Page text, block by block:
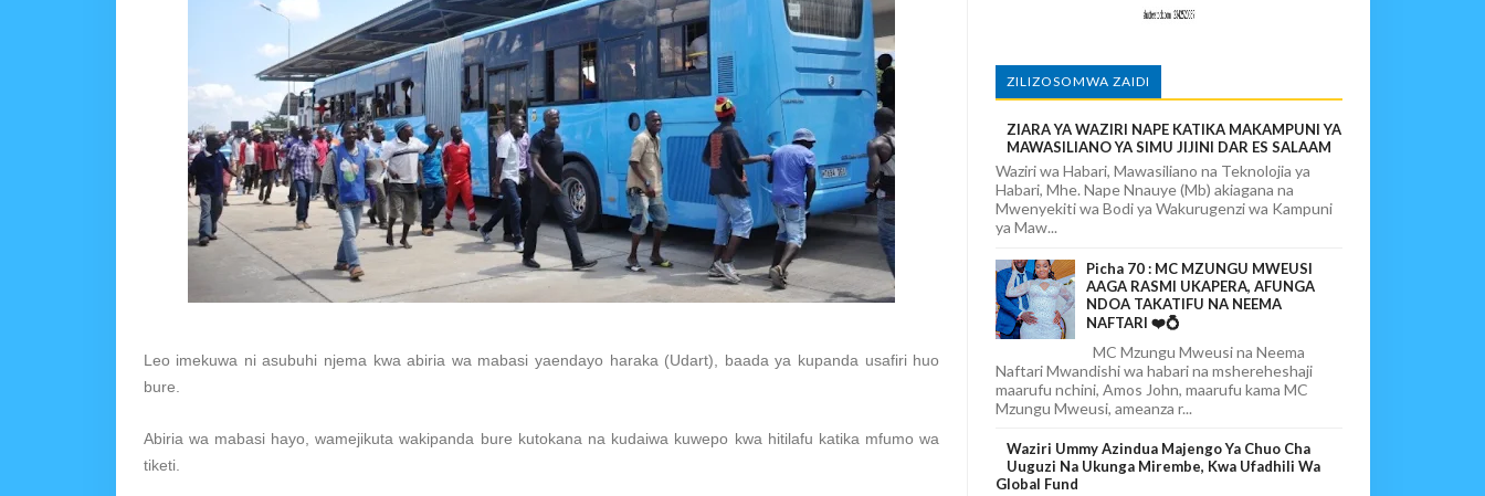
Nilitamani Sana Kupata Mwenza Kutoka Nje Ya Nchi Wa Kujenga Naye Maisha Salama, Mpaka Tiba Ya Mvuto Ilipomleta Mzungu Aliyenipenda Kwa Dhati Na
Zawadi-Aug 07 2026
WACHIMBAJI WADOGO NAMUNGO WAOMBA MAFUNZO ENDELEVU YA USALAMA NA AFYA KAZINI
OSCAR ASSENGA - Aug 07 2026
EWURA KANDA YA KATI YATOA WITO KUHUSU LESENI ZA MAFUNDI UMEME,MAONESHO YA NANENANE
Alex Sonna-Aug 07 2026
Leo imekuwa ni asubuhi njema kwa abiria wa mabasi yaendayo haraka (Udart), baada ya kupanda usafiri huo
bure.
Abiria wa mabasi hayo, wamejikuta wakipanda bure kutokana na kudaiwa kuwepo kwa hitilafu katika mfumo wa
tiketi.
ZILIZOSOMWA ZAIDI
ZIARA YA WAZIRI NAPE KATIKA MAKAMPUNI YA
MAWASILIANO YA SIMU JIJINI DAR ES SALAAM
Waziri wa Habari, Mawasiliano na Teknolojia ya
Habari, Mhe. Nape Nnauye (Mb) akiagana na
Mwenyekiti wa Bodi ya Wakurugenzi wa Kampuni
ya Maw...
Picha 70 : MC MZUNGU MWEUSI
AAGA RASMI UKAPERA, AFUNGA
NDOA TAKATIFU NA NEEMA
NAFTARI ❤️💍
MC Mzungu Mweusi na Neema
Naftari Mwandishi wa habari na mshereheshaji
maarufu nchini, Amos John, maarufu kama MC
Mzungu Mweusi, ameanza r...
Waziri Ummy Azindua Majengo Ya Chuo Cha
Uuguzi Na Ukunga Mirembe, Kwa Ufadhili Wa
Global Fund